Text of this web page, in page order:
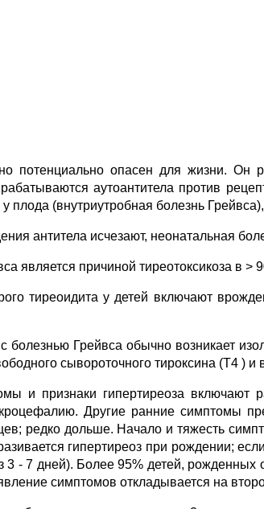
потенциально опасен для жизни.
аутоантитела против
плода (внутриутробная болезнь
антитела исчезают, неонатальная
является причиной тиреотоксикоза в >
тиреоидита у детей включают
болезнью Грейвса обычно возникает
сывороточного тироксина (T4 )
и признаки гипертиреоза
Другие ранние симптомы
редко дольше. Начало и тяжесть
гипертиреоз при рождении;
3 - 7 дней). Более 95% детей,
симптомов откладывается на